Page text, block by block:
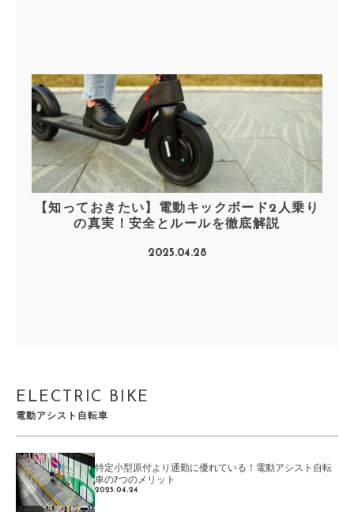
【知っておきたい】電動キックボード2人乗り
の真実！安全とルールを徹底解説
2025.04.28
ELECTRIC BIKE
電動アシスト自転車
特定小型原付より通勤に優れている！電動アシスト自転
車の7つのメリット
2025.04.24